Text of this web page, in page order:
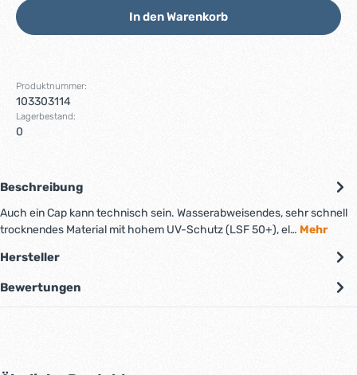
In den Warenkorb
Produktnummer:
103303114
Lagerbestand:
0
Beschreibung
Auch ein Cap kann technisch sein. Wasserabweisendes, sehr schnell
trocknendes Material mit hohem UV-Schutz (LSF 50+), el… Mehr
Hersteller
Bewertungen